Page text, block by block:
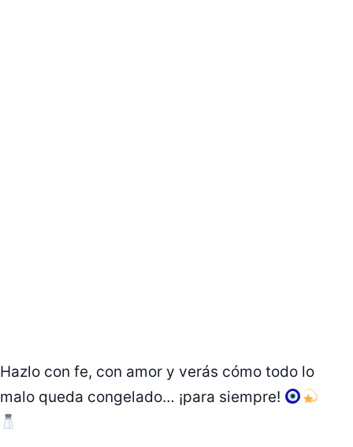
Hazlo con fe, con amor y verás cómo todo lo
malo queda congelado… ¡para siempre!